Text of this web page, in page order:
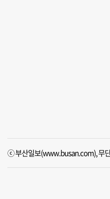
ⓒ 부산일보(www.busan.com), 무